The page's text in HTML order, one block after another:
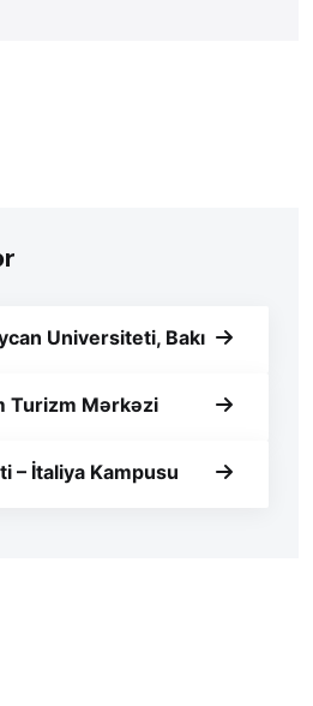
Universiteti, Bakı
Turizm Mərkəzi
– İtaliya Kampusu